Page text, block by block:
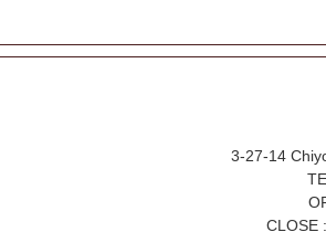
3-27-14
CLOSE